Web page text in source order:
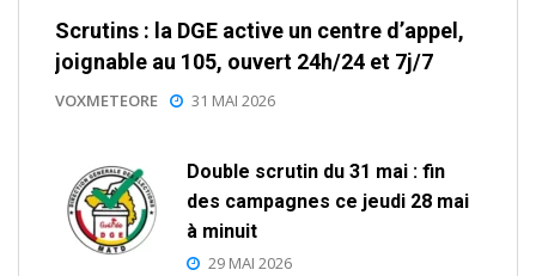
Scrutins : la DGE active un centre d’appel,
joignable au 105, ouvert 24h/24 et 7j/7
VOXMETEORE 31 MAI 2026
Double scrutin du 31 mai : fin
des campagnes ce jeudi 28 mai
à minuit
29 MAI 2026